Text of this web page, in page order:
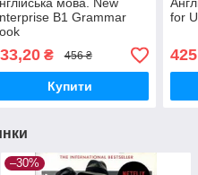
мова. New
B1 Grammar
₴ 456 ₴
Купити
for
–30%